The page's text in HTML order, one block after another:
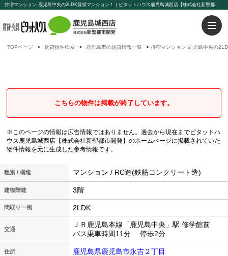
持増マンション 鹿児島中央の2LDK賃貸マンション！｜ピタットハウス鹿児島城西店【株式会社新聖都市開発】
TOPページ 賃貸物件検索 鹿児島市の賃貸情報一覧 持増マンション 鹿児島中央の
こちらの物件は掲載が終了しています。
※このページの情報は広告情報ではありません。過去から現在までピタットハ
ウス鹿児島城西店【株式会社新聖都市開発】のホームぺージに掲載されていた
物件情報を元に生成した参考情報です。
種別 / 構造 マンション / RC造(鉄筋コンクリート造)
建物階建 3階
間取り一例 2LDK
交通
ＪＲ鹿児島本線「鹿児島中央」駅 修学館前
バス乗車時間11分 停歩2分
住所 鹿児島県鹿児島市永吉２丁目